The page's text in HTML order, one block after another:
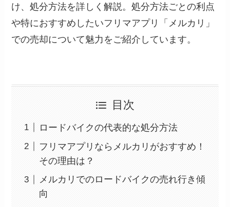
け、処分方法を詳しく解説。処分方法ごとの利点
や特におすすめしたいフリマアプリ「メルカリ」
での売却について魅力をご紹介しています。
目次
ロードバイクの代表的な処分方法
フリマアプリならメルカリがおすすめ！
その理由は？
メルカリでのロードバイクの売れ行き傾
向